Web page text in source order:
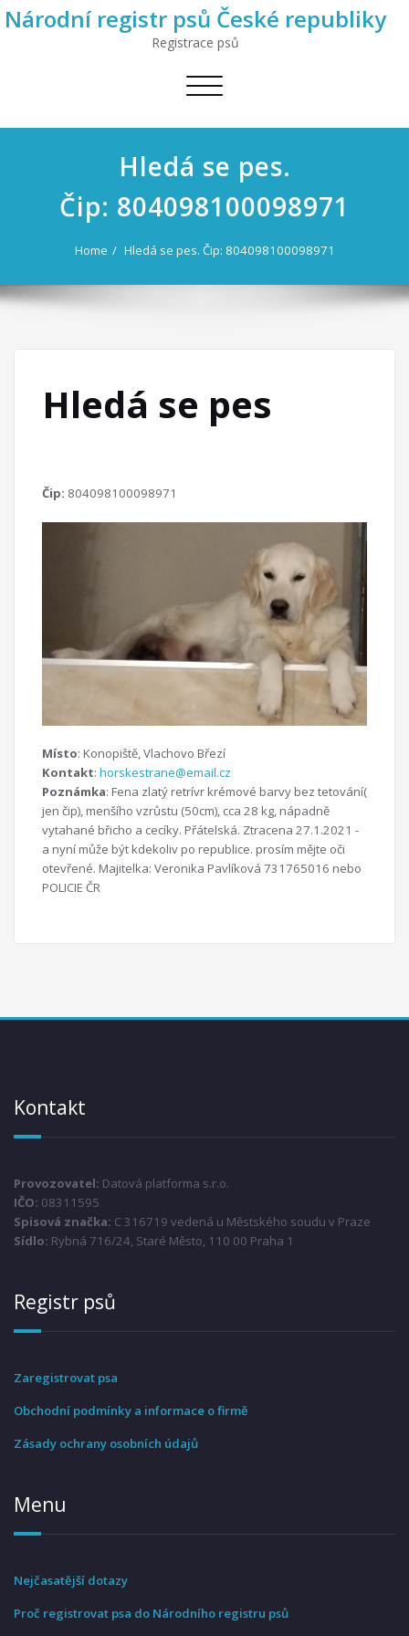
Národní registr psů České republiky
Registrace psů
Toggle
Hledá se pes.
Čip: 804098100098971
Home Hledá se pes. Čip: 804098100098971
Hledá se pes
Čip: 804098100098971
Místo: Konopiště, Vlachovo Březí
Kontakt: horskestrane@email.cz
Poznámka: Fena zlatý retrívr krémové barvy bez tetování(
jen čip), menšího vzrůstu (50cm), cca 28 kg, nápadně
vytahané břicho a cecíky. Přátelská. Ztracena 27.1.2021 -
a nyní může být kdekoliv po republice. prosím mějte oči
otevřené. Majitelka: Veronika Pavlíková 731765016 nebo
POLICIE ČR
Kontakt
Provozovatel: Datová platforma s.r.o.
IČO: 08311595
Spisová značka: C 316719 vedená u Městského soudu v Praze
Sídlo: Rybná 716/24, Staré Město, 110 00 Praha 1
Registr psů
Zaregistrovat psa
Obchodní podmínky a informace o firmě
Zásady ochrany osobních údajů
Menu
Nejčasatější dotazy
Proč registrovat psa do Národního registru psů